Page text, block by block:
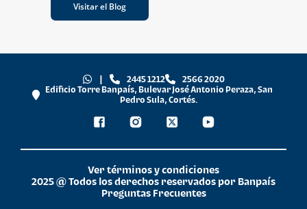
Visitar el Blog
2445 1212
2566 2020
Edificio Torre Banpaís, Bulevar José Antonio Peraza, San
Pedro Sula, Cortés.
Ver términos y condiciones
2025 @ Todos los derechos reservados por Banpaís
Preguntas Frecuentes